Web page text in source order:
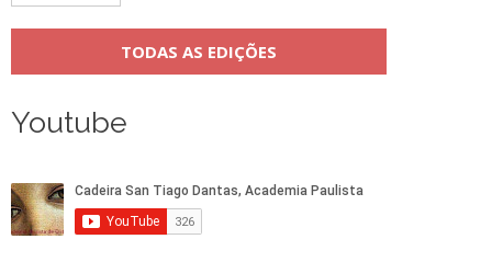
TODAS AS EDIÇÕES
Youtube